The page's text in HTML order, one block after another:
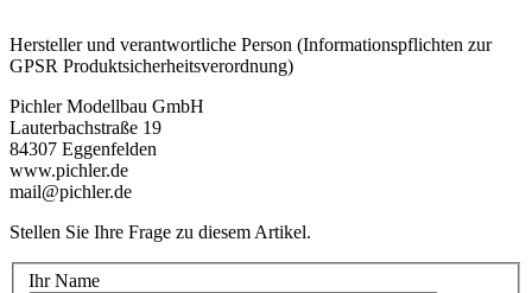
Hersteller und verantwortliche Person (Informationspflichten zur
GPSR Produktsicherheitsverordnung)
Pichler Modellbau GmbH
Lauterbachstraße 19
84307 Eggenfelden
www.pichler.de
mail@pichler.de
Stellen Sie Ihre Frage zu diesem Artikel.
Ihr Name